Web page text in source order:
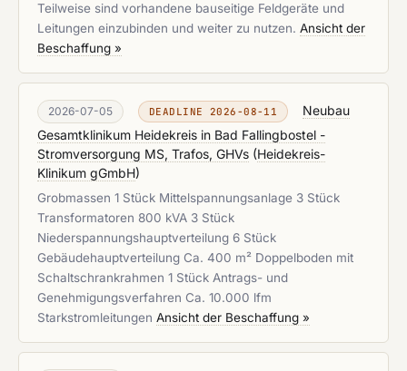
Teilweise sind vorhandene bauseitige Feldgeräte und
Leitungen einzubinden und weiter zu nutzen. Ansicht der
Beschaffung »
2026-07-05 DEADLINE 2026-08-11
Neubau
Gesamtklinikum Heidekreis in Bad Fallingbostel -
Stromversorgung MS, Trafos, GHVs (Heidekreis-
Klinikum gGmbH)
Grobmassen 1 Stück Mittelspannungsanlage 3 Stück
Transformatoren 800 kVA 3 Stück
Niederspannungshauptverteilung 6 Stück
Gebäudehauptverteilung Ca. 400 m² Doppelboden mit
Schaltschrankrahmen 1 Stück Antrags- und
Genehmigungsverfahren Ca. 10.000 lfm
Starkstromleitungen Ansicht der Beschaffung »